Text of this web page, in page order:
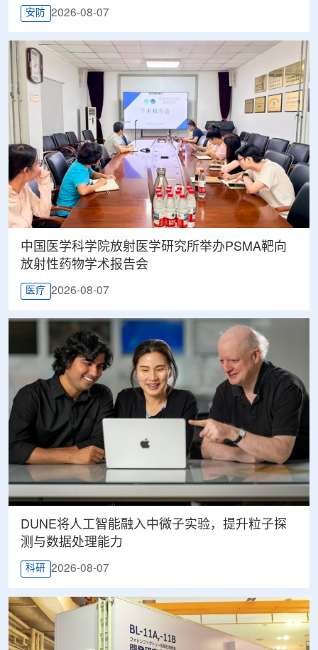
安防 2026-08-07
中国医学科学院放射医学研究所举办PSMA靶向
放射性药物学术报告会
医疗 2026-08-07
DUNE将人工智能融入中微子实验，提升粒子探
测与数据处理能力
科研 2026-08-07